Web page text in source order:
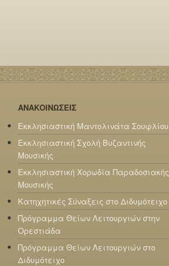
ΑΝΑΚΟΙΝΩΣΕΙΣ
Εκκλησιαστική Μαντολινάτα Σουφλίου
Εκκλησιαστική Σχολή Βυζαντινής
Μουσικής
Εκκλησιαστική Χορωδία Παραδοσιακής
Μουσικής
Κατηχητικές Σύναξεις στο Διδυμότειχο
Πρόγραμμα Θείων Λειτουργιών στην
Ορεστιάδα
Πρόγραμμα Θείων Λειτουργιών στο
Διδυμότειχο